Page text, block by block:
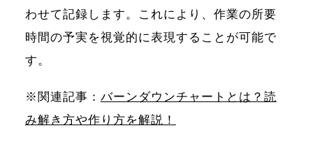
わせて記録します。これにより、作業の所要
時間の予実を視覚的に表現することが可能で
す。
※関連記事： バーンダウンチャートとは？読
み解き方や作り方を解説！